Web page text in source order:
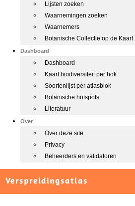
Lijsten zoeken
Waarnemingen zoeken
Waarnemers
Botanische Collectie op de Kaart
Dashboard
Dashboard
Kaart biodiversiteit per hok
Soortenlijst per atlasblok
Botanische hotspots
Literatuur
Over
Over deze site
Privacy
Beheerders en validatoren
Verspreidingsatlas